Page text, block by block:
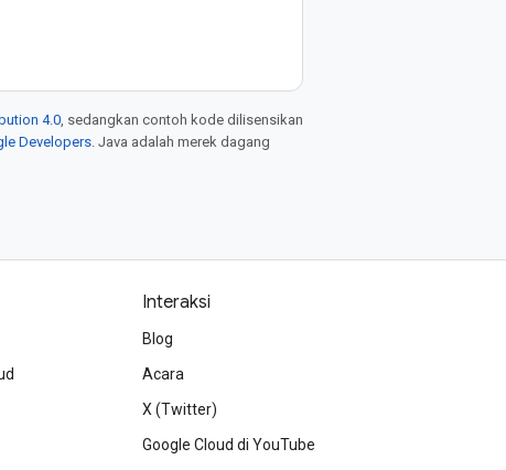
4.0 , sedangkan contoh kode dilisensikan
Developers . Java adalah merek dagang
Interaksi
Blog
Acara
X (Twitter)
Google Cloud di YouTube